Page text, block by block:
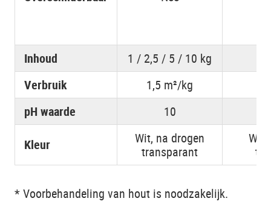
Inhoud 1 / 2,5 / 5 / 10 kg
Verbruik
1,5 m²/kg
pH waarde
10
Kleur
Wit, na drogen
transparant
Wit,
* Voorbehandeling van hout is noodzakelijk.